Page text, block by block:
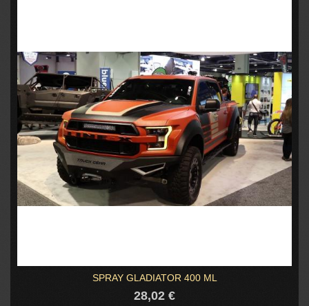
SPRAY GLADIATOR 400 ML
28,02 €